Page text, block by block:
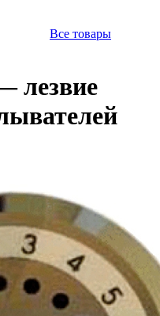
Все товары
лезвие